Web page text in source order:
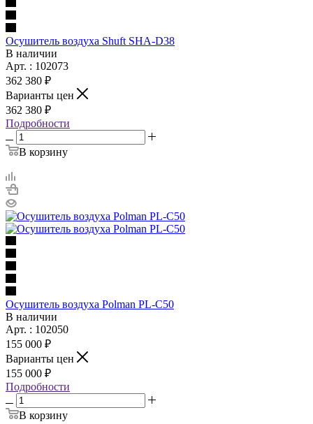
Осушитель воздуха Shuft SHA-D38
В наличии
Арт. : 102073
362 380 ₽
Варианты цен
362 380 ₽
Подробности
В корзину
Осушитель воздуха Polman PL-C50
В наличии
Арт. : 102050
155 000 ₽
Варианты цен
155 000 ₽
Подробности
В корзину